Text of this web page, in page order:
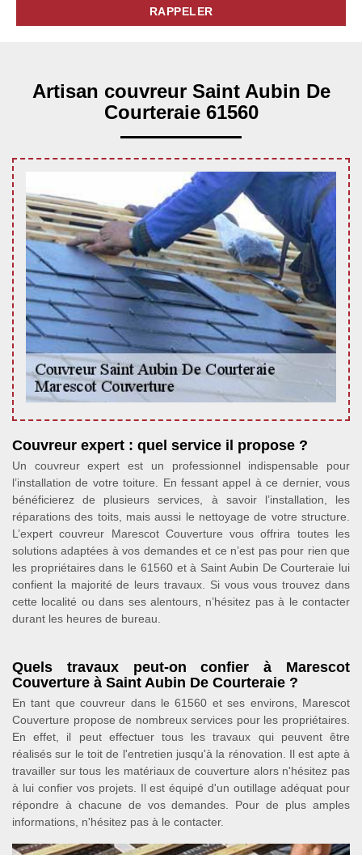
Artisan couvreur Saint Aubin De
Courteraie 61560
Couvreur expert : quel service il propose ?
Un couvreur expert est un professionnel indispensable pour
l’installation de votre toiture. En fessant appel à ce dernier, vous
bénéficierez de plusieurs services, à savoir l’installation, les
réparations des toits, mais aussi le nettoyage de votre structure.
L’expert couvreur Marescot Couverture vous offrira toutes les
solutions adaptées à vos demandes et ce n’est pas pour rien que
les propriétaires dans le 61560 et à Saint Aubin De Courteraie lui
confient la majorité de leurs travaux. Si vous vous trouvez dans
cette localité ou dans ses alentours, n’hésitez pas à le contacter
durant les heures de bureau.
Quels travaux peut-on confier à Marescot
Couverture à Saint Aubin De Courteraie ?
En tant que couvreur dans le 61560 et ses environs, Marescot
Couverture propose de nombreux services pour les propriétaires.
En effet, il peut effectuer tous les travaux qui peuvent être
réalisés sur le toit de l'entretien jusqu'à la rénovation. Il est apte à
travailler sur tous les matériaux de couverture alors n'hésitez pas
à lui confier vos projets. Il est équipé d'un outillage adéquat pour
répondre à chacune de vos demandes. Pour de plus amples
informations, n'hésitez pas à le contacter.